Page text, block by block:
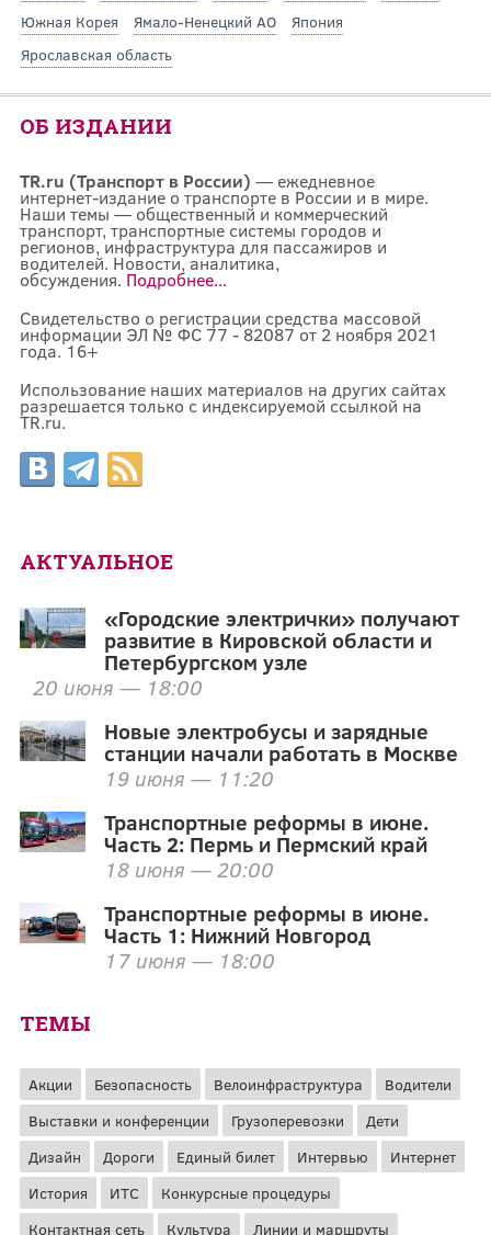
Южная Корея
Ямало-Ненецкий АО
Япония
Ярославская область
ОБ ИЗДАНИИ
TR.ru (Транспорт в России) — ежедневное
интернет-издание о транспорте в России и в мире.
Наши темы — общественный и коммерческий
транспорт, транспортные системы городов и
регионов, инфраструктура для пассажиров и
водителей. Новости, аналитика,
обсуждения. Подробнее...
Свидетельство о регистрации средства массовой
информации ЭЛ № ФС 77 - 82087 от 2 ноября 2021
года. 16+
Использование наших материалов на других сайтах
разрешается только с индексируемой ссылкой на
TR.ru.
АКТУАЛЬНОЕ
«Городские электрички» получают
развитие в Кировской области и
Петербургском узле
20 июня — 18:00
Новые электробусы и зарядные
станции начали работать в Москве
19 июня — 11:20
Транспортные реформы в июне.
Часть 2: Пермь и Пермский край
18 июня — 20:00
Транспортные реформы в июне.
Часть 1: Нижний Новгород
17 июня — 18:00
ТЕМЫ
Акции Безопасность Велоинфраструктура
Водители
Выставки и конференции
Грузоперевозки
Дети
Дизайн
Дороги Единый билет Интервью
Интернет
История
ИТС
Конкурсные процедуры
Контактная сеть
Культура Линии и маршруты